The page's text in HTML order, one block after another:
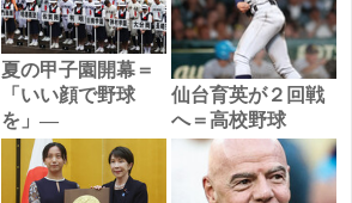
夏の甲子園開幕＝
「いい顔で野球
を」―
仙台育英が２回戦
へ＝高校野球